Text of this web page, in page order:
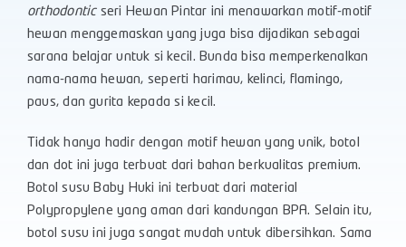
orthodonticseri Hewan Pintar ini menawarkan motif-motif
hewan menggemaskan yang juga bisa dijadikan sebagai
sarana belajar untuk si kecil. Bunda bisa memperkenalkan
nama-nama hewan, seperti harimau, kelinci, flamingo,
paus, dan gurita kepada si kecil.
Tidak hanya hadir dengan motif hewan yang unik, botol
dan dot ini juga terbuat dari bahan berkualitas premium.
Botol susu Baby Huki ini terbuat dari material
Polypropylene yang aman dari kandungan BPA. Selain itu,
botol susu ini juga sangat mudah untuk dibersihkan. Sama